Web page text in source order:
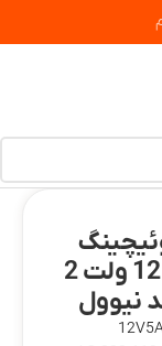
مدادی 12 ولت 2
نیوول